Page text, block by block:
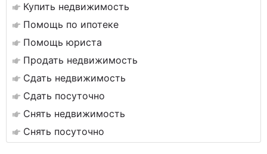
Купить недвижимость
Помощь по ипотеке
Помощь юриста
Продать недвижимость
Сдать недвижимость
Сдать посуточно
Снять недвижимость
Снять посуточно